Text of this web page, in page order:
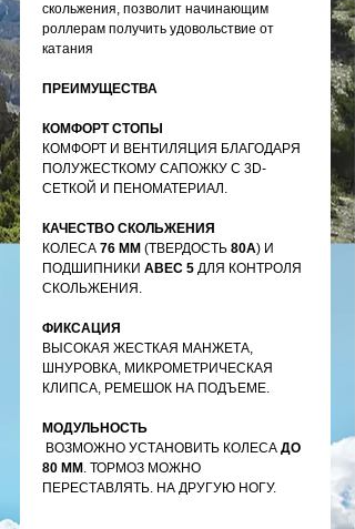
скольжения, позволит начинающим
роллерам получить удовольствие от
катания
ПРЕИМУЩЕСТВА
КОМФОРТ СТОПЫ
КОМФОРТ И ВЕНТИЛЯЦИЯ БЛАГОДАРЯ
ПОЛУЖЕСТКОМУ САПОЖКУ С 3D-
СЕТКОЙ И ПЕНОМАТЕРИАЛ.
КАЧЕСТВО СКОЛЬЖЕНИЯ
КОЛЕСА 76 ММ (ТВЕРДОСТЬ 80А) И
ПОДШИПНИКИ ABEC 5 ДЛЯ КОНТРОЛЯ
СКОЛЬЖЕНИЯ.
ФИКСАЦИЯ
ВЫСОКАЯ ЖЕСТКАЯ МАНЖЕТА,
ШНУРОВКА, МИКРОМЕТРИЧЕСКАЯ
КЛИПСА, РЕМЕШОК НА ПОДЪЕМЕ.
МОДУЛЬНОСТЬ
ВОЗМОЖНО УСТАНОВИТЬ КОЛЕСА ДО
80 ММ . ТОРМОЗ МОЖНО
ПЕРЕСТАВЛЯТЬ. НА ДРУГУЮ НОГУ.